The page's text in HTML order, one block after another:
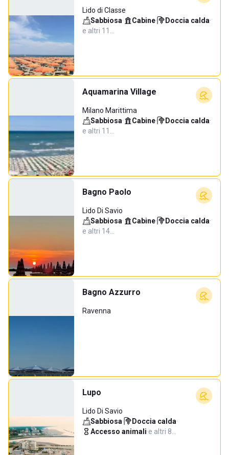
Lido di Classe
Sabbiosa· Cabine· Doccia calda·
e altri 11…
Aquamarina Village
Milano Marittima
Sabbiosa· Cabine· Doccia calda·
e altri 11…
Bagno Paolo
Lido Di Savio
Sabbiosa· Cabine· Doccia calda·
e altri 14…
Bagno Azzurro
Ravenna
Lupo
Lido Di Savio
Sabbiosa· Doccia calda·
Accesso animali·e altri 8…